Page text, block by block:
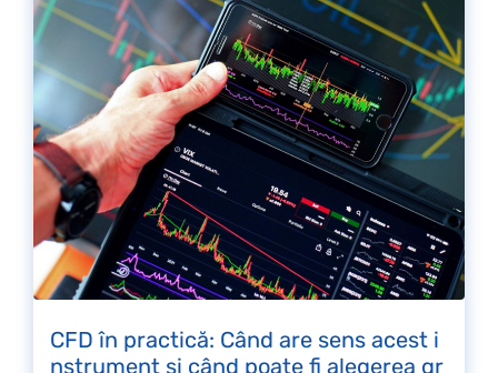
CFD în practică: Când are sens acest i
nstrument și când poate fi alegerea gr